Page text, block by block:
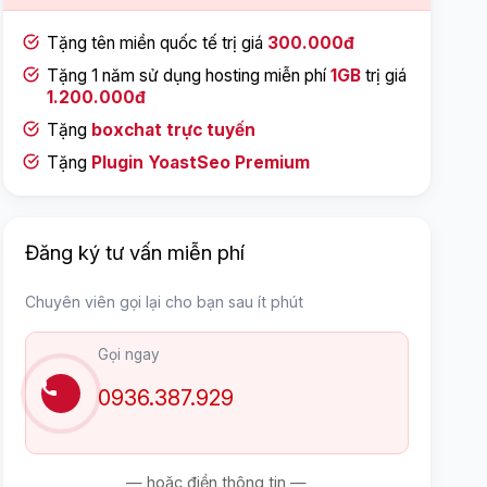
Tặng tên miền quốc tế trị giá 300.000đ
Tặng 1 năm sử dụng hosting miễn phí1GBtrị giá
1.200.000đ
Tặng boxchat trực tuyến
Tặng Plugin YoastSeo Premium
Đăng ký tư vấn miễn phí
Chuyên viên gọi lại cho bạn sau ít phút
Gọi ngay
0936.387.929
— hoặc điền thông tin —